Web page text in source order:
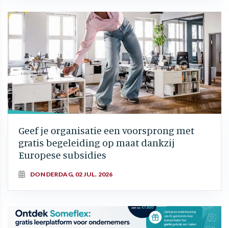
Geef je organisatie een voorsprong met
gratis begeleiding op maat dankzij
Europese subsidies
DONDERDAG, 02 JUL. 2026